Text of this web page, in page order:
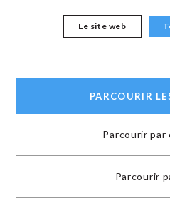
Le site web
PARCOURIR
Parcourir par
Parcourir